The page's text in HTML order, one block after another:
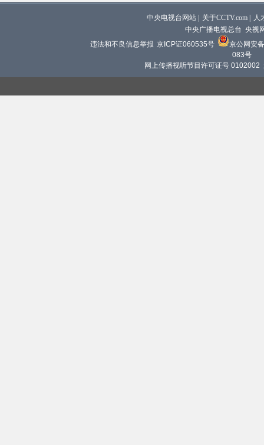
中央电视台网站 关于CCTV.com
人
中央广播电视总台 央视
违法和不良信息举报 京ICP证060535号
京公网安
083号
网上传播视听节目许可证号